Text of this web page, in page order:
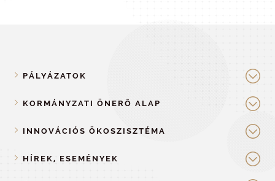
PÁLYÁZATOK
KORMÁNYZATI ÖNERŐ ALAP
INNOVÁCIÓS ÖKOSZISZTÉMA
HÍREK, ESEMÉNYEK